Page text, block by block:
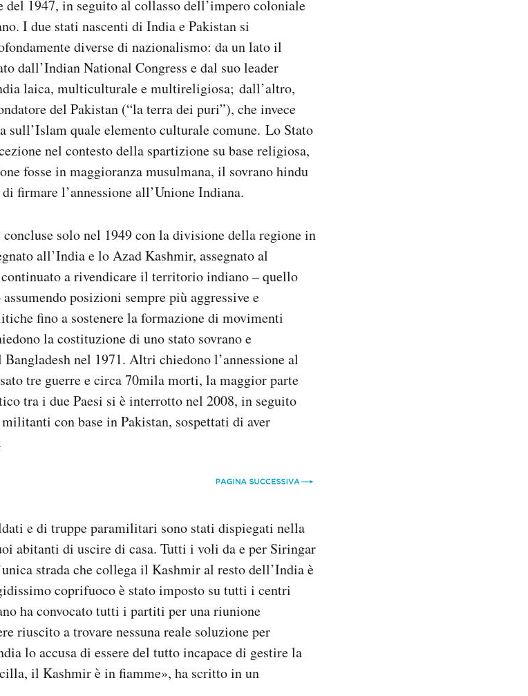
1947, in seguito al collasso dell’impero coloniale
I due stati nascenti di India e Pakistan si
diverse di nazionalismo: da un lato il
dall’Indian National Congress e dal suo leader
laica, multiculturale e multireligiosa; dall’altro,
del Pakistan (“la terra dei puri”), che invece
sull’Islam quale elemento culturale comune. Lo Stato
nel contesto della spartizione su base religiosa,
fosse in maggioranza musulmana, il sovrano hindu
firmare l’annessione all’Unione Indiana.
solo nel 1949 con la divisione della regione in
all’India e lo Azad Kashmir, assegnato al
a rivendicare il territorio indiano – quello
posizioni sempre più aggressive e
fino a sostenere la formazione di movimenti
la costituzione di uno stato sovrano e
nel 1971. Altri chiedono l’annessione al
tre guerre e circa 70mila morti, la maggior parte
tra i due Paesi si è interrotto nel 2008, in seguito
con base in Pakistan, sospettati di aver
e di truppe paramilitari sono stati dispiegati nella
abitanti di uscire di casa. Tutti i voli da e per Siringar
strada che collega il Kashmir al resto dell’India è
coprifuoco è stato imposto su tutti i centri
ha convocato tutti i partiti per una riunione
riuscito a trovare nessuna reale soluzione per
lo accusa di essere del tutto incapace di gestire la
il Kashmir è in fiamme», ha scritto in un